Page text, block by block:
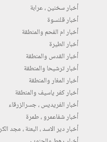
أخبار سخنين ، عرابة
أخبار قلنسوة
أخبار ام الفحم والمنطقة
أخبار الطيرة
أخبار القدس والمنطقة
أخبار ترشيحا والمنطقة
أخبار المغار والمنطقة
أخبار كفر ياسيف والمنطقة
أخبار الفريديس ، جسرالزرقاء
أخبار شفاعمرو ، طمرة
أخبار دير الاسد ، البعنة ، مجد